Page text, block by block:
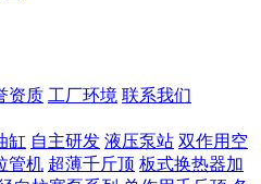
资质 工厂环境 联系我们
缸 自主研发 液压泵站 双作用空
管机 超薄千斤顶 板式换热器加